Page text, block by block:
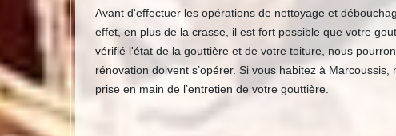
Avant d'effectuer les opérations de nettoyage et
effet, en plus de la crasse, il est fort possible que votre
vérifié l'état de la gouttière et de votre toiture, nous
rénovation doivent s’opérer. Si vous habitez à
prise en main de l’entretien de votre gouttière.